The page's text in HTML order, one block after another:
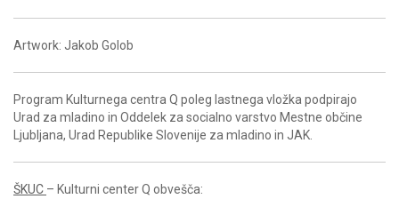
Artwork: Jakob Golob
Program Kulturnega centra Q poleg lastnega vložka podpirajo
Urad za mladino in Oddelek za socialno varstvo Mestne občine
Ljubljana, Urad Republike Slovenije za mladino in JAK.
ŠKUC – Kulturni center Q obvešča: